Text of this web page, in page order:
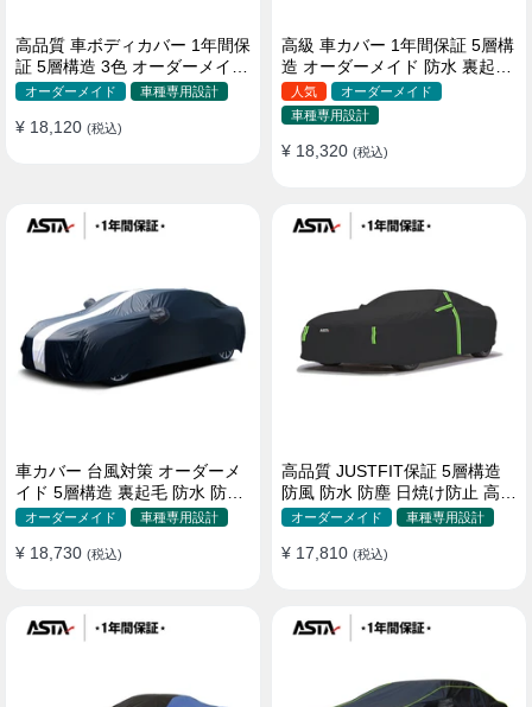
高品質 車ボディカバー 1年間保
証 5層構造 3色 オーダーメイド
裏起毛 防風防水 四季
オーダーメイド 車種専用設計
¥ 18,120 (税込)
高級 車カバー 1年間保証 5層構
造 オーダーメイド 防水 裏起毛
台風対策 黄砂対策 車種専用
人気
オーダーメイド
車種専用設計
¥ 18,320 (税込)
車カバー 台風対策 オーダーメ
イド 5層構造 裏起毛 防水 防雨
軽/普自動車 SUV対応 おすすめ
オーダーメイド 車種専用設計
¥ 18,730 (税込)
高品質 JUSTFIT保証 5層構造
防風 防水 防塵 日焼け防止 高級
ボディカバー
オーダーメイド 車種専用設計
¥ 17,810 (税込)